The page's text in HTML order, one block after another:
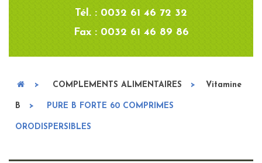
Tél. : 0032 61 46 72 32
Fax : 0032 61 46 89 86
> COMPLEMENTS ALIMENTAIRES > Vitamine
B > PURE B FORTE 60 COMPRIMES
ORODISPERSIBLES